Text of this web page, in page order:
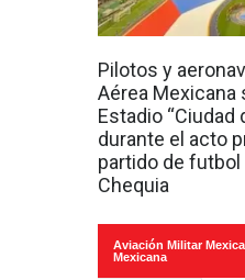
Pilotos y
Aérea Mexicana
Estadio “Ciudad
durante el acto
partido de
Chequia
Aviación Militar
Mexicana